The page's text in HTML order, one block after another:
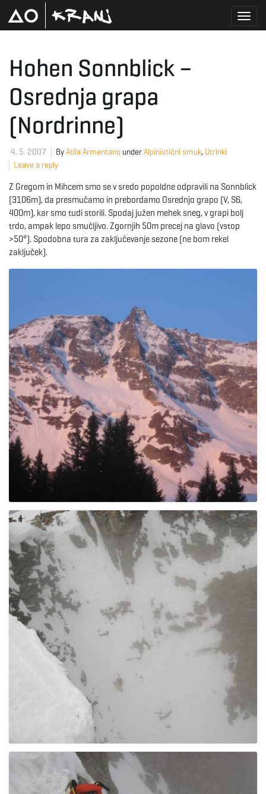
g
n
a
v
i
g
o
Hohen Sonnblick –
Osrednja grapa
(Nordrinne)
4. 5. 2007 ByAtila Armentano underAlpinistični smuk, Utrinki
Leave a reply
Z Gregom in Mihcem smo se v sredo popoldne odpravili na Sonnblick
(3106m), da presmučamo in prebordamo Osrednjo grapo (V, S6,
400m), kar smo tudi storili. Spodaj južen mehek sneg, v grapi bolj
trdo, ampak lepo smučljivo. Zgornjih 50m precej na glavo (vstop
>50°). Spodobna tura za zaključevanje sezone (ne bom rekel
zaključek).